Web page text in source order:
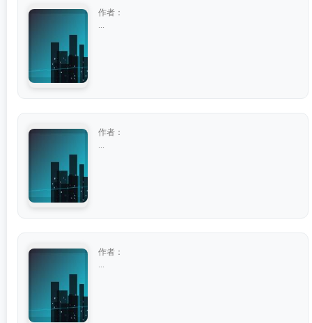
作者：
作者：
作者：